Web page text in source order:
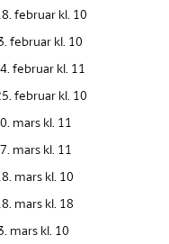
februar kl. 10
februar kl. 10
februar kl. 11
februar kl. 10
mars kl. 11
mars kl. 11
mars kl. 10
mars kl. 18
mars kl. 10